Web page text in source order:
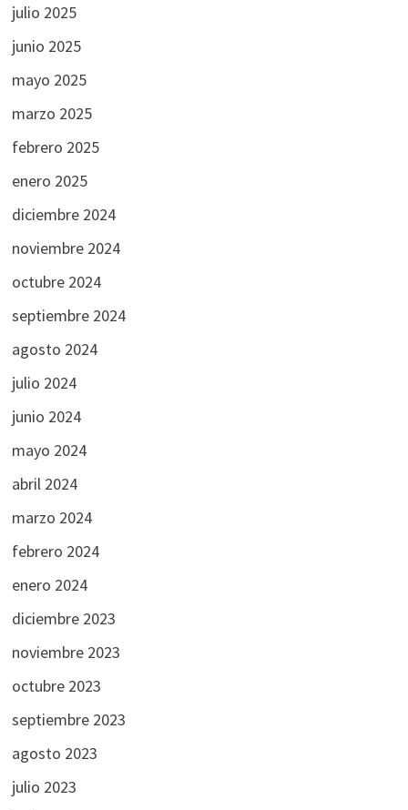
julio 2025
junio 2025
mayo 2025
marzo 2025
febrero 2025
enero 2025
diciembre 2024
noviembre 2024
octubre 2024
septiembre 2024
agosto 2024
julio 2024
junio 2024
mayo 2024
abril 2024
marzo 2024
febrero 2024
enero 2024
diciembre 2023
noviembre 2023
octubre 2023
septiembre 2023
agosto 2023
julio 2023